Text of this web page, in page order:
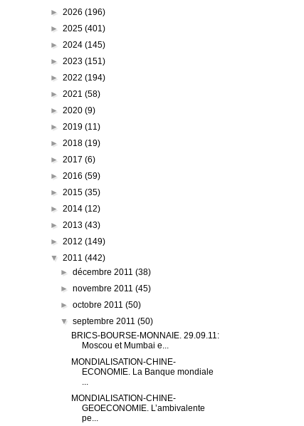
► 2026 (196)
► 2025 (401)
► 2024 (145)
► 2023 (151)
► 2022 (194)
► 2021 (58)
► 2020 (9)
► 2019 (11)
► 2018 (19)
► 2017 (6)
► 2016 (59)
► 2015 (35)
► 2014 (12)
► 2013 (43)
► 2012 (149)
▼ 2011 (442)
►décembre 2011(38)
►novembre 2011(45)
►octobre 2011(50)
▼septembre 2011(50)
BRICS-BOURSE-MONNAIE. 29.09.11:
Moscou et Mumbai e...
MONDIALISATION-CHINE-
ECONOMIE. La Banque mondiale
...
MONDIALISATION-CHINE-
GEOECONOMIE. L’ambivalente
pe...